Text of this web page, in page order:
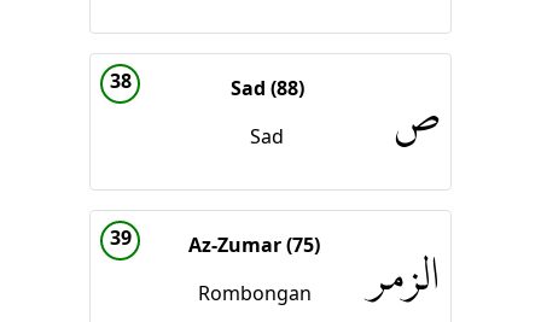
38
Sad (88)
Sad
ص
39
Az-Zumar (75)
Rombongan
الزمر